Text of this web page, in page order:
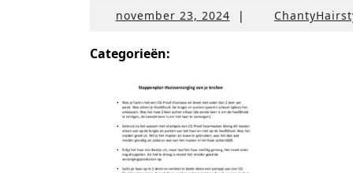
november 23, 2024november
|
Categorieën: